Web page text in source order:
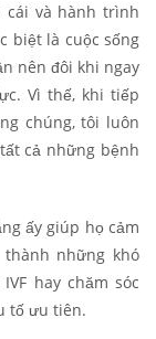
cái và hành trình
biệt là cuộc sống
nên đôi khi ngay
Vì thế, khi tiếp
chúng, tôi luôn
cả những bệnh
ấy giúp họ cảm
những khó
hay chăm sóc
tố ưu tiên.